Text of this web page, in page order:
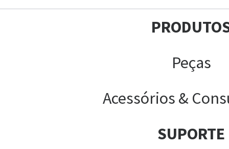
Peças
Acessórios &
SUPORTE